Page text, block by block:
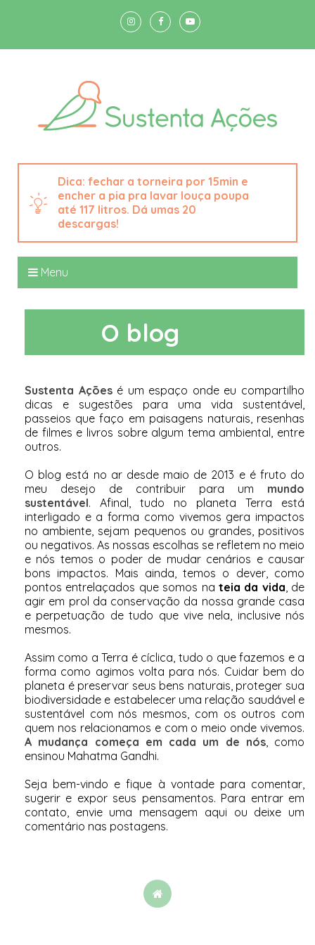
fechar a torneira por 15min e
encher a pia pra lavar louça poupa
até 117 litros. Dá umas 20
descargas!
Menu
O blog
Sustenta Açõesé um espaço onde eu compartilho
dicas e sugestões para uma vida sustentável,
passeios que faço em paisagens naturais, resenhas
de filmes e livros sobre algum tema ambiental, entre
outros.
O blog está no ar desde maio de 2013 e é fruto do
meu desejo de contribuir para um mundo
sustentável. Afinal, tudo no planeta Terra está
interligado e a forma como vivemos gera impactos
no ambiente, sejam pequenos ou grandes, positivos
ou negativos. As nossas escolhas se refletem no meio
e nós temos o poder de mudar cenários e causar
bons impactos. Mais ainda, temos o dever, como
pontos entrelaçados que somos na teia da vida, de
agir em prol da conservação da nossa grande casa
e perpetuação de tudo que vive nela, inclusive nós
mesmos.
Assim como a Terra é cíclica, tudo o que fazemos e a
forma como agimos volta para nós. Cuidar bem do
planeta é preservar seus bens naturais, proteger sua
biodiversidade e estabelecer uma relação saudável e
sustentável com nós mesmos, com os outros com
quem nos relacionamos e com o meio onde vivemos.
A mudança começa em cada um de nós, como
ensinou Mahatma Gandhi.
Seja bem-vindo e fique à vontade para comentar,
sugerir e expor seus pensamentos. Para entrar em
contato, envie uma mensagem aqui ou deixe um
comentário nas postagens.